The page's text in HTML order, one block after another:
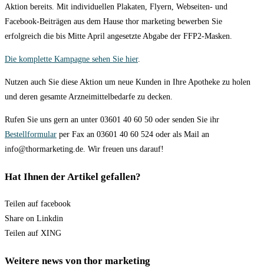
Aktion bereits. Mit individuellen Plakaten, Flyern, Webseiten- und
Facebook-Beiträgen aus dem Hause thor marketing bewerben Sie
erfolgreich die bis Mitte April angesetzte Abgabe der FFP2-Masken.
Die komplette Kampagne sehen Sie hier.
Nutzen auch Sie diese Aktion um neue Kunden in Ihre Apotheke zu holen
und deren gesamte Arzneimittelbedarfe zu decken.
Rufen Sie uns gern an unter 03601 40 60 50 oder senden Sie ihr
Bestellformular per Fax an 03601 40 60 524 oder als Mail an
info@thormarketing.de. Wir freuen uns darauf!
Hat Ihnen der Artikel gefallen?
Teilen auf facebook
Share on Linkdin
Teilen auf XING
Weitere news von thor marketing